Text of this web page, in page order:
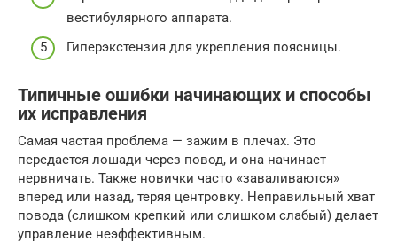
вестибулярного аппарата.
Гиперэкстензия для укрепления поясницы.
Типичные ошибки начинающих и способы
их исправления
Самая частая проблема — зажим в плечах. Это
передается лошади через повод, и она начинает
нервничать. Также новички часто «заваливаются»
вперед или назад, теряя центровку. Неправильный хват
повода (слишком крепкий или слишком слабый) делает
управление неэффективным.